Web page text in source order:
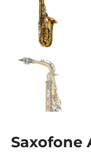
Saxofone